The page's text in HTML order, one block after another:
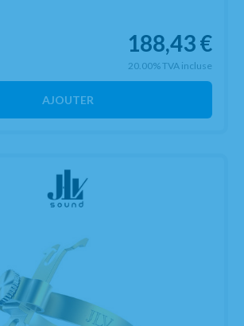
188,43€
20.00%TVA incluse
AJOUTER